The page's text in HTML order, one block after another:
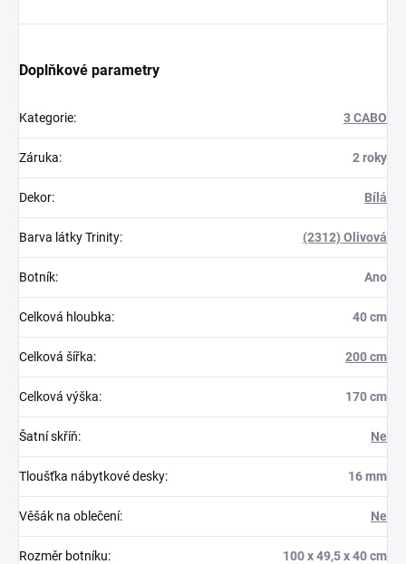
Doplňkové parametry
Kategorie: 3 CABO
Záruka: 2 roky
Dekor: Bílá
Barva látky Trinity: (2312) Olivová
Botník: Ano
Celková hloubka: 40 cm
Celková šířka: 200 cm
Celková výška: 170 cm
Šatní skříň: Ne
Tloušťka nábytkové desky: 16 mm
Věšák na oblečení: Ne
Rozměr botníku: 100 x 49,5 x 40 cm